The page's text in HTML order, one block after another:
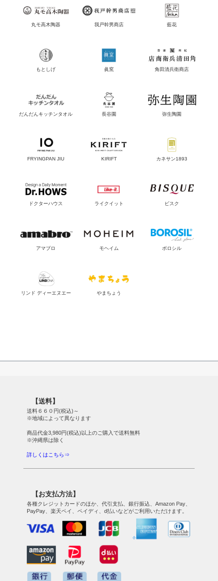
丸モ高木陶器 我戸幹男商店 藍花
もとしげ 眞窯 角田清兵衛商店
だんだんキッチンタオル 長谷園 弥生陶園
FRYINGPAN JIU KIRIFT カネサン1893
ドクターハウス ライクイット ビスク
アマブロ モヘイム ボロシル
リンド ディーエヌエー やまちょう
【送料】
送料６６０円(税込)～
※地域によって異なります
商品代金3,980円(税込)以上のご購入で送料無料
※沖縄県は除く
詳しくはこちら⇒
【お支払方法】
各種クレジットカードのほか、代引支払、銀行振込、Amazon Pay、
PayPay、楽天ペイ、ペイディ、d払いなどがご利用いただけます。